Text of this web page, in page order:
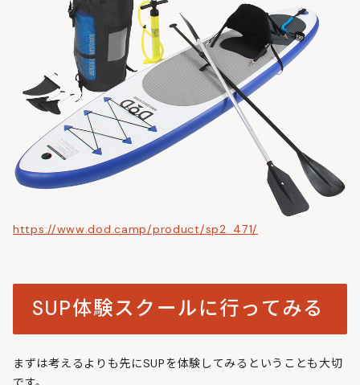
https://www.dod.camp/product/sp2_471/
SUP体験スクールに行ってみる
まずは考えるよりも先にSUPを体験してみるということも大切